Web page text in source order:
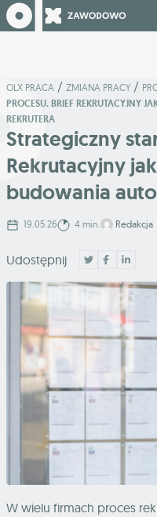
OLX PRACA / ZMIANA PRACY /
PROCESU. BRIEF REKRUTACYJNY
REKRUTERA
Strategiczny
Rekrutacyjny
budowania
19.05.26 4 min. Redakcja
Udostępnij
W wielu firmach proces